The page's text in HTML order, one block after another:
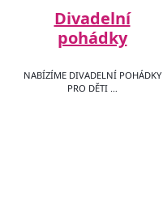
Divadelní
pohádky
NABÍZÍME DIVADELNÍ POHÁDKY
PRO DĚTI …